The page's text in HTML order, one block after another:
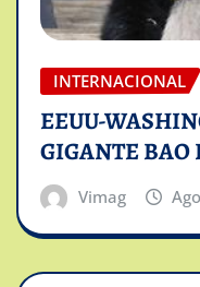
INTERNACIONAL
EEUU-
GIGANTE
Vimag